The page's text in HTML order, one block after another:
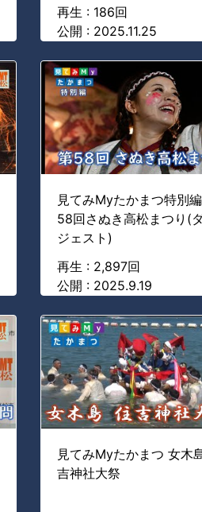
再生 : 186回
公開 : 2025.11.25
見てみMyたかまつ特別
58回さぬき高松まつり(
ジェスト)
再生 : 2,897回
公開 : 2025.9.19
見てみMyたかまつ 女木
吉神社大祭